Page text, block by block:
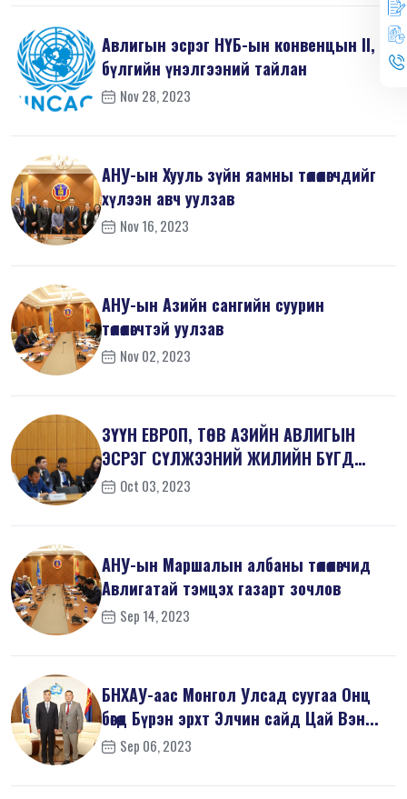
Авлигын эсрэг НҮБ-ын конвенцын II, V
бүлгийн үнэлгээний тайлан
Nov 28, 2023
АНУ-ын Хууль зүйн яамны төлөөлөгчдийг
хүлээн авч уулзав
Nov 16, 2023
АНУ-ын Азийн сангийн суурин
төлөөлөгчтэй уулзав
Nov 02, 2023
ЗҮҮН ЕВРОП, ТӨВ АЗИЙН АВЛИГЫН
ЭСРЭГ СҮЛЖЭЭНИЙ ЖИЛИЙН БҮГД
ХУРАЛД ОРОЛЦ...
Oct 03, 2023
АНУ-ын Маршалын албаны төлөөлөгчид
Авлигатай тэмцэх газарт зочлов
Sep 14, 2023
БНХАУ-аас Монгол Улсад суугаа Онц
бөгөөд Бүрэн эрхт Элчин сайд Цай Вэн...
Sep 06, 2023